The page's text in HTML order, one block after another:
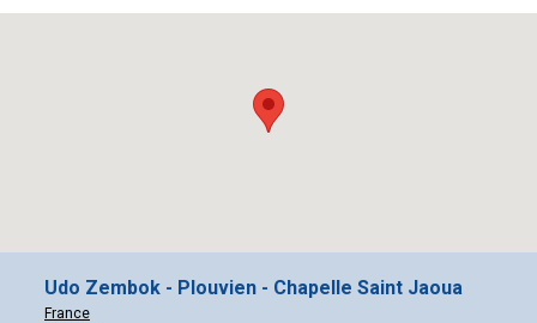
Udo Zembok - Plouvien - Chapelle Saint Jaoua
France